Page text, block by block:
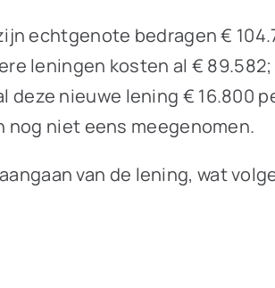
echtgenote bedragen €
leningen kosten al € 89.582;
deze nieuwe lening € 16.800
niet eens meegenomen.
van de lening, wat